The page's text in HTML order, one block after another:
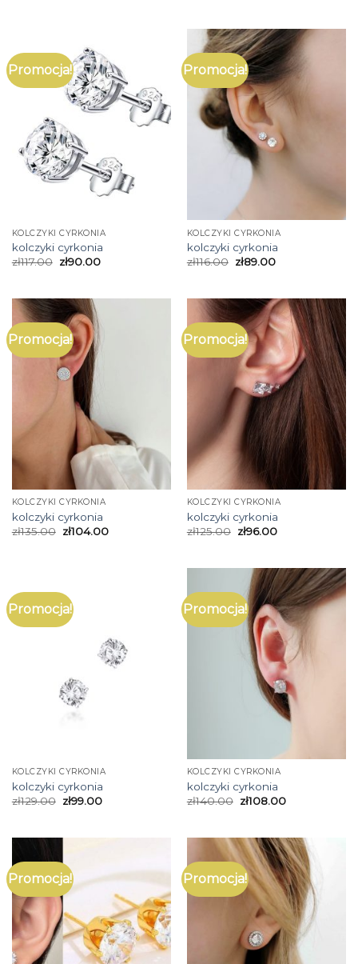
Promocja!
KOLCZYKI CYRKONIA
kolczyki cyrkonia
zł117.00 zł90.00
Promocja!
KOLCZYKI CYRKONIA
kolczyki cyrkonia
zł116.00 zł89.00
Promocja!
KOLCZYKI CYRKONIA
kolczyki cyrkonia
zł135.00 zł104.00
Promocja!
KOLCZYKI CYRKONIA
kolczyki cyrkonia
zł125.00 zł96.00
Promocja!
KOLCZYKI CYRKONIA
kolczyki cyrkonia
zł129.00 zł99.00
Promocja!
KOLCZYKI CYRKONIA
kolczyki cyrkonia
zł140.00 zł108.00
Promocja! Promocja!